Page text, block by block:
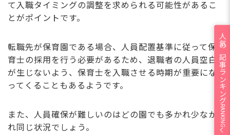
て入職タイミングの調整を求められる可能性があるこ
とがポイントです。
転職先が保育園である場合、人員配置基準に従って保
育士の採用を行う必要があるため、退職者の人員空白
が生じないよう、保育士を入職させる時期が重要にな
ってくることもあるようです。
また、人員確保が難しいのはどの園でも多かれ少なか
れ同じ状況でしょう。
人気の記事ランキング
RANKING